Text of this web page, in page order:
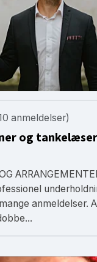
anmeldelser)
og
anmeldelser.